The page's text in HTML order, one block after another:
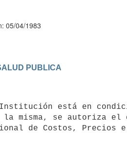
05/04/1983
PUBLICA
la misma, se autoriza el